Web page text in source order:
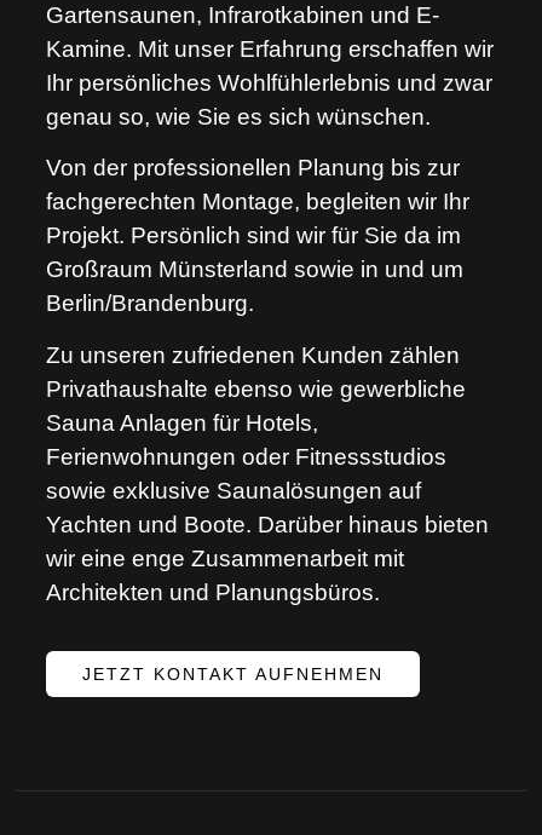
Gartensaunen, Infrarotkabinen und E-
Kamine. Mit unser Erfahrung erschaffen wir
Ihr persönliches Wohlfühlerlebnis und zwar
genau so, wie Sie es sich wünschen.
Von der professionellen Planung bis zur
fachgerechten Montage, begleiten wir Ihr
Projekt. Persönlich sind wir für Sie da im
Großraum Münsterland sowie in und um
Berlin/Brandenburg.
Zu unseren zufriedenen Kunden zählen
Privathaushalte ebenso wie gewerbliche
Sauna Anlagen für Hotels,
Ferienwohnungen oder Fitnessstudios
sowie exklusive Saunalösungen auf
Yachten und Boote. Darüber hinaus bieten
wir eine enge Zusammenarbeit mit
Architekten und Planungsbüros.
JETZT KONTAKT AUFNEHMEN